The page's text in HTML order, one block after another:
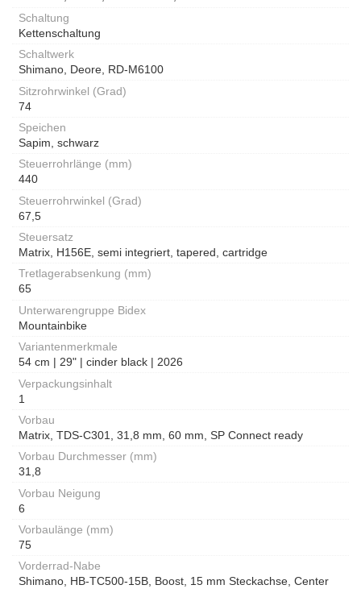
Schaltung
Kettenschaltung
Schaltwerk
Shimano, Deore, RD-M6100
Sitzrohrwinkel (Grad)
74
Speichen
Sapim, schwarz
Steuerrohrlänge (mm)
440
Steuerrohrwinkel (Grad)
67,5
Steuersatz
Matrix, H156E, semi integriert, tapered, cartridge
Tretlagerabsenkung (mm)
65
Unterwarengruppe Bidex
Mountainbike
Variantenmerkmale
54 cm | 29" | cinder black | 2026
Verpackungsinhalt
1
Vorbau
Matrix, TDS-C301, 31,8 mm, 60 mm, SP Connect ready
Vorbau Durchmesser (mm)
31,8
Vorbau Neigung
6
Vorbaulänge (mm)
75
Vorderrad-Nabe
Shimano, HB-TC500-15B, Boost, 15 mm Steckachse, Center